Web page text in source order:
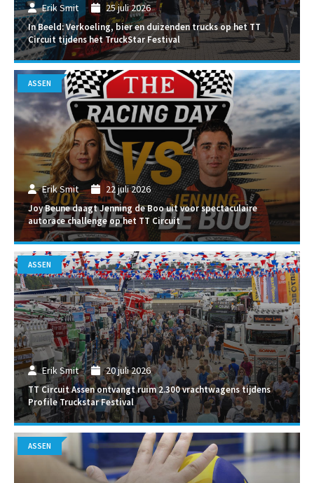
Erik Smit 25 juli 2026
In Beeld: Verkoeling, bier en duizenden trucks op het TT
Circuit tijdens het TruckStar Festival
Erik Smit 22 juli 2026
Joy Beune daagt Jenning de Boo uit voor spectaculaire
autorace challenge op het TT Circuit
ASSEN
Erik Smit 20 juli 2026
TT Circuit Assen ontvangt ruim 2.300 vrachtwagens tijdens
Profile Truckstar Festival
ASSEN
ASSEN